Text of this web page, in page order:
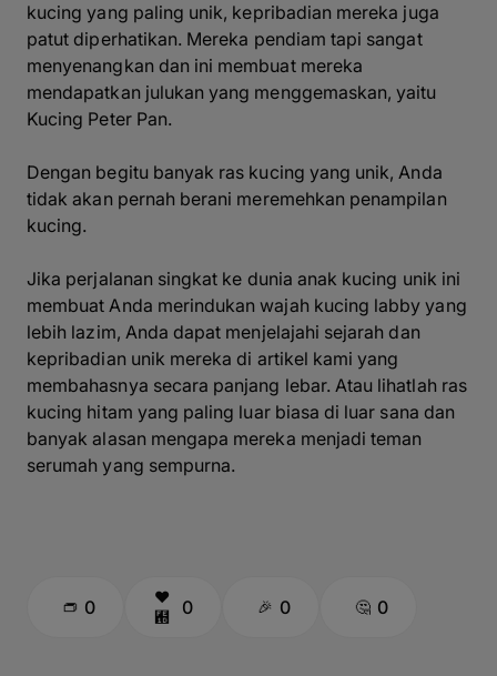
kucing yang paling unik, kepribadian mereka juga
patut diperhatikan. Mereka pendiam tapi sangat
menyenangkan dan ini membuat mereka
mendapatkan julukan yang menggemaskan, yaitu
Kucing Peter Pan.
Dengan begitu banyak ras kucing yang unik, Anda
tidak akan pernah berani meremehkan penampilan
kucing.
Jika perjalanan singkat ke dunia anak kucing unik ini
membuat Anda merindukan wajah kucing labby yang
lebih lazim, Anda dapat menjelajahi sejarah dan
kepribadian unik mereka di artikel kami yang
membahasnya secara panjang lebar. Atau lihatlah ras
kucing hitam yang paling luar biasa di luar sana dan
banyak alasan mengapa mereka menjadi teman
serumah yang sempurna.
0 0 0 0